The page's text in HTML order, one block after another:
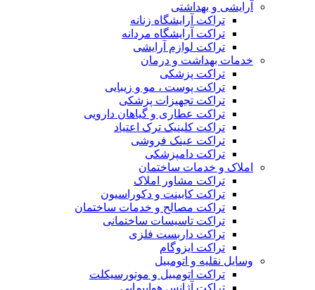
آرایشی و بهداشتی
تراکت آرایشگاه زنانه
تراکت آرایشگاه مردانه
تراکت لوازم آرایشی
خدمات بهداشت و درمان
تراکت پزشکی
تراکت پوست ، مو و زیبایی
تراکت تجهیزات پزشکی
تراکت عطاری و گیاهان دارویی
تراکت کلینیک ترک اعتیاد
تراکت عینک فروشی
تراکت دامپزشکی
املاک و خدمات ساختمان
تراکت مشاور املاک
تراکت کابینت و دکوراسیون
تراکت مصالح و خدمات ساختمان
تراکت تاسیسات ساختمانی
تراکت داربست فلزی
تراکت ایزوگام
وسایل نقلیه و اتومبیل
تراکت اتومبیل و موتورسیکلت
تراکت آژانس هواپیمایی